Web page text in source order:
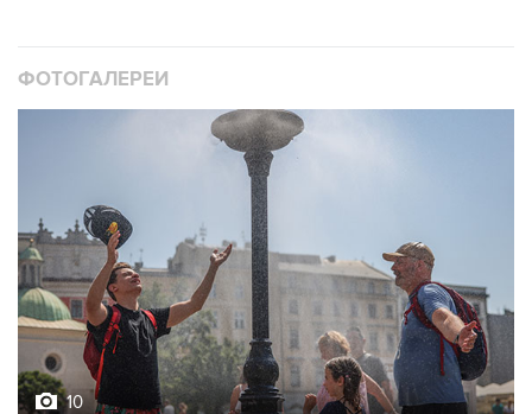
ФОТОГАЛЕРЕИ
10